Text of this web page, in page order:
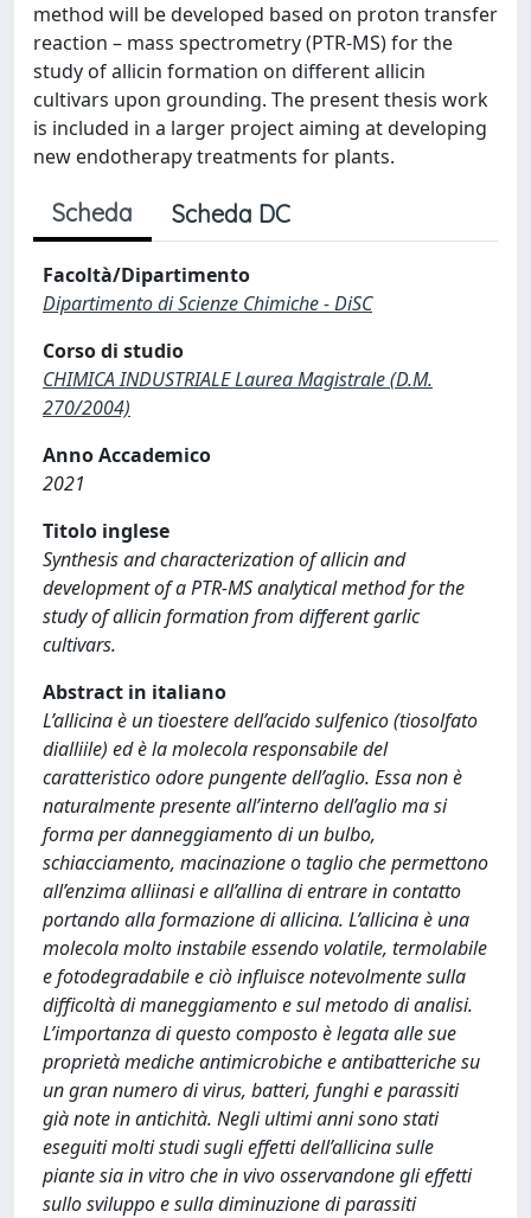
method will be developed based on proton transfer
reaction – mass spectrometry (PTR-MS) for the
study of allicin formation on different allicin
cultivars upon grounding. The present thesis work
is included in a larger project aiming at developing
new endotherapy treatments for plants.
Scheda Scheda DC
Facoltà/Dipartimento
Dipartimento di Scienze Chimiche - DiSC
Corso di studio
CHIMICA INDUSTRIALE Laurea Magistrale (D.M.
270/2004)
Anno Accademico
2021
Titolo inglese
Synthesis and characterization of allicin and
development of a PTR-MS analytical method for the
study of allicin formation from different garlic
cultivars.
Abstract in italiano
L’allicina è un tioestere dell’acido sulfenico (tiosolfato
dialliile) ed è la molecola responsabile del
caratteristico odore pungente dell’aglio. Essa non è
naturalmente presente all’interno dell’aglio ma si
forma per danneggiamento di un bulbo,
schiacciamento, macinazione o taglio che permettono
all’enzima alliinasi e all’allina di entrare in contatto
portando alla formazione di allicina. L’allicina è una
molecola molto instabile essendo volatile, termolabile
e fotodegradabile e ciò influisce notevolmente sulla
difficoltà di maneggiamento e sul metodo di analisi.
L’importanza di questo composto è legata alle sue
proprietà mediche antimicrobiche e antibatteriche su
un gran numero di virus, batteri, funghi e parassiti
già note in antichità. Negli ultimi anni sono stati
eseguiti molti studi sugli effetti dell’allicina sulle
piante sia in vitro che in vivo osservandone gli effetti
sullo sviluppo e sulla diminuzione di parassiti